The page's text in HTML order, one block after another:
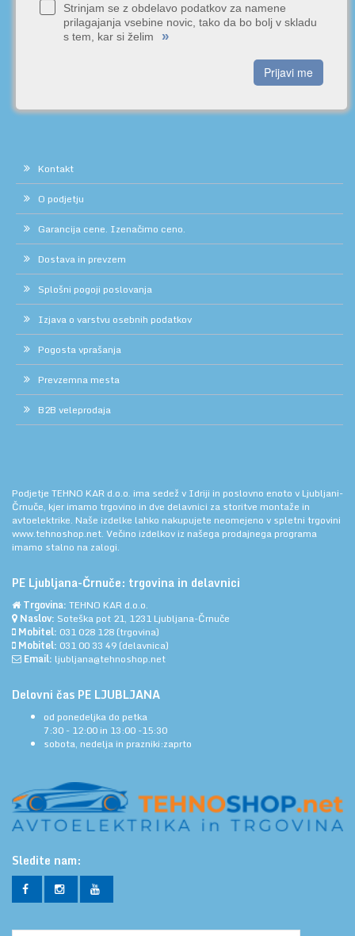
Strinjam se z obdelavo podatkov za namene
prilagajanja vsebine novic, tako da bo bolj v skladu
s tem, kar si želim
»
Prijavi me
Kontakt
O podjetju
Garancija cene. Izenačimo ceno.
Dostava in prevzem
Splošni pogoji poslovanja
Izjava o varstvu osebnih podatkov
Pogosta vprašanja
Prevzemna mesta
B2B veleprodaja
Podjetje TEHNO KAR d.o.o. ima sedež v Idriji in poslovno enoto v Ljubljani-
Črnuče, kjer imamo trgovino in dve delavnici za storitve montaže in
avtoelektrike. Naše izdelke lahko nakupujete neomejeno v spletni trgovini
www.tehnoshop.net. Večino izdelkov iz našega prodajnega programa
imamo stalno na zalogi.
PE Ljubljana-Črnuče: trgovina in delavnici
Trgovina: TEHNO KAR d.o.o.
Naslov: Soteška pot 21, 1231 Ljubljana-Črnuče
Mobitel: 031 028 128 (trgovina)
Mobitel: 031 00 33 49 (delavnica)
Email: ljubljana@tehnoshop.net
Delovni čas PE LJUBLJANA
od ponedeljka do petka
7:30 - 12:00 in 13:00 -15:30
sobota, nedelja in prazniki:zaprto
Sledite nam: